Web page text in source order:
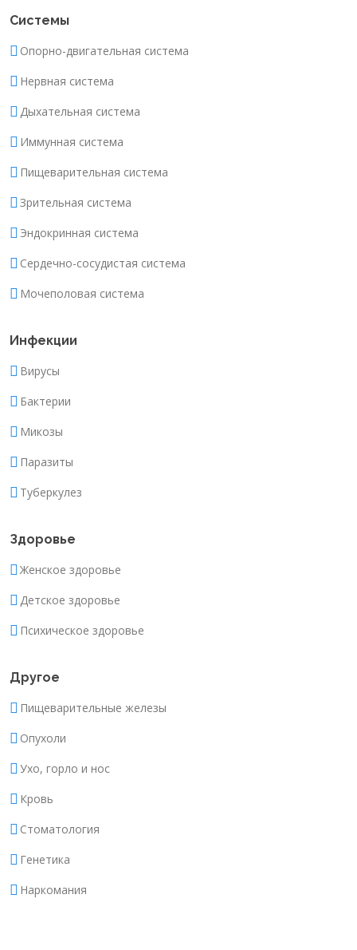
Системы
Опорно-двигательная система
Нервная система
Дыхательная система
Иммунная система
Пищеварительная система
Зрительная система
Эндокринная система
Сердечно-сосудистая система
Мочеполовая система
Инфекции
Вирусы
Бактерии
Микозы
Паразиты
Туберкулез
Здоровье
Женское здоровье
Детское здоровье
Психическое здоровье
Другое
Пищеварительные железы
Опухоли
Ухо, горло и нос
Кровь
Стоматология
Генетика
Наркомания